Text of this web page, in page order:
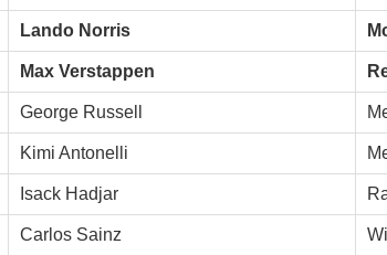
Lando Norris
Max Verstappen
George Russell
Kimi Antonelli
Isack Hadjar
Carlos Sainz